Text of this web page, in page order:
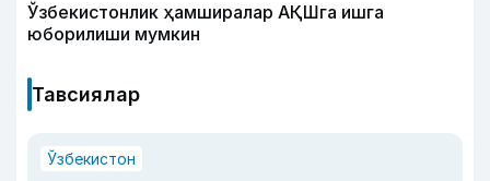
Ўзбекистонлик ҳамширалар АҚШга ишга
юборилиши мумкин
Тавсиялар
Ўзбекистон